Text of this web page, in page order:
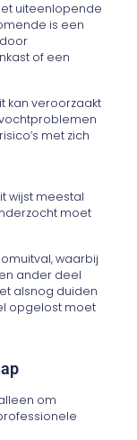
uiteenlopende
is een
of een
kan veroorzaakt
met zich
wijst meestal
moet
waarbij
ander deel
alsnog duiden
opgelost moet
om